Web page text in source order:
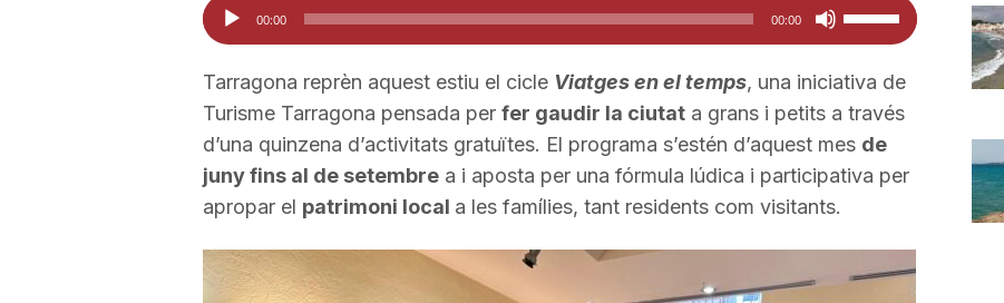
d
e
Reproductor
d'àudio
00:00 00:00
Feu
servir
les
tecles
de
fletxa
per
Tarragona reprèn aquest estiu el cicle Viatges en el temps, una iniciativa de
Turisme Tarragona pensada per fer gaudir la ciutata grans i petits a través
d’una quinzena d’activitats gratuïtes. El programa s’estén d’aquest mes de
juny fins al de setembrea i aposta per una fórmula lúdica i participativa per
apropar el patrimoni local a les famílies, tant residents com visitants.